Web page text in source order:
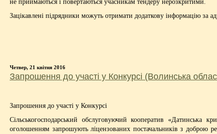
не приймаються і повертаються учасникам тендеру нерозкритими.
Зацікавлені підрядники можуть отримати додаткову інформацію
Четвер, 21 квітня 2016
Запрошення до участі у Конкурсі (Волинська
Запрошення до участі у Конкурсі
Сільськогосподарський обслуговуючий кооператив
оголошенням запрошують ліцензованих постачальників з доброю